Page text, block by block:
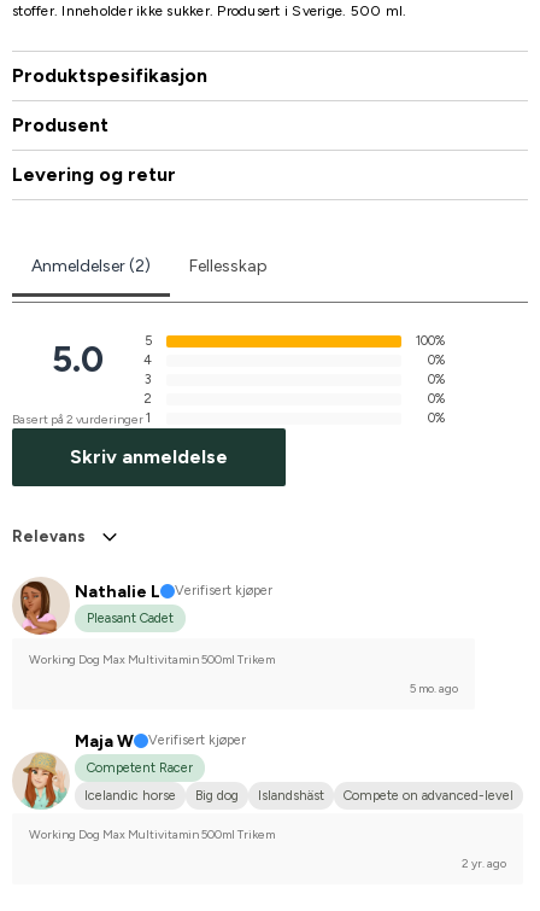
stoffer. Inneholder ikke sukker. Produsert i Sverige. 500 ml.
Produktspesifikasjon
Produsent
Levering og retur
Anmeldelser (2) Fellesskap
5.0
Basert på 2 vurderinger
5
100%
4
0%
3
0%
2
0%
1
0%
Skriv anmeldelse
Relevans
Nathalie L
Verifisert kjøper
Pleasant Cadet
Working Dog Max Multivitamin 500ml Trikem
5 mo. ago
Maja W
Verifisert kjøper
Competent Racer
Icelandic horse
Big dog Islandshäst Compete on advanced-level
Working Dog Max Multivitamin 500ml Trikem
2 yr. ago